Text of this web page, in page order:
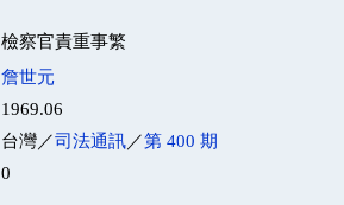
檢察官責重事繁
詹世元
1969.06
台灣／司法通訊／第 400 期
0